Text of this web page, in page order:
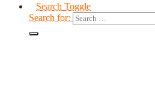
Search Toggle
Search for: